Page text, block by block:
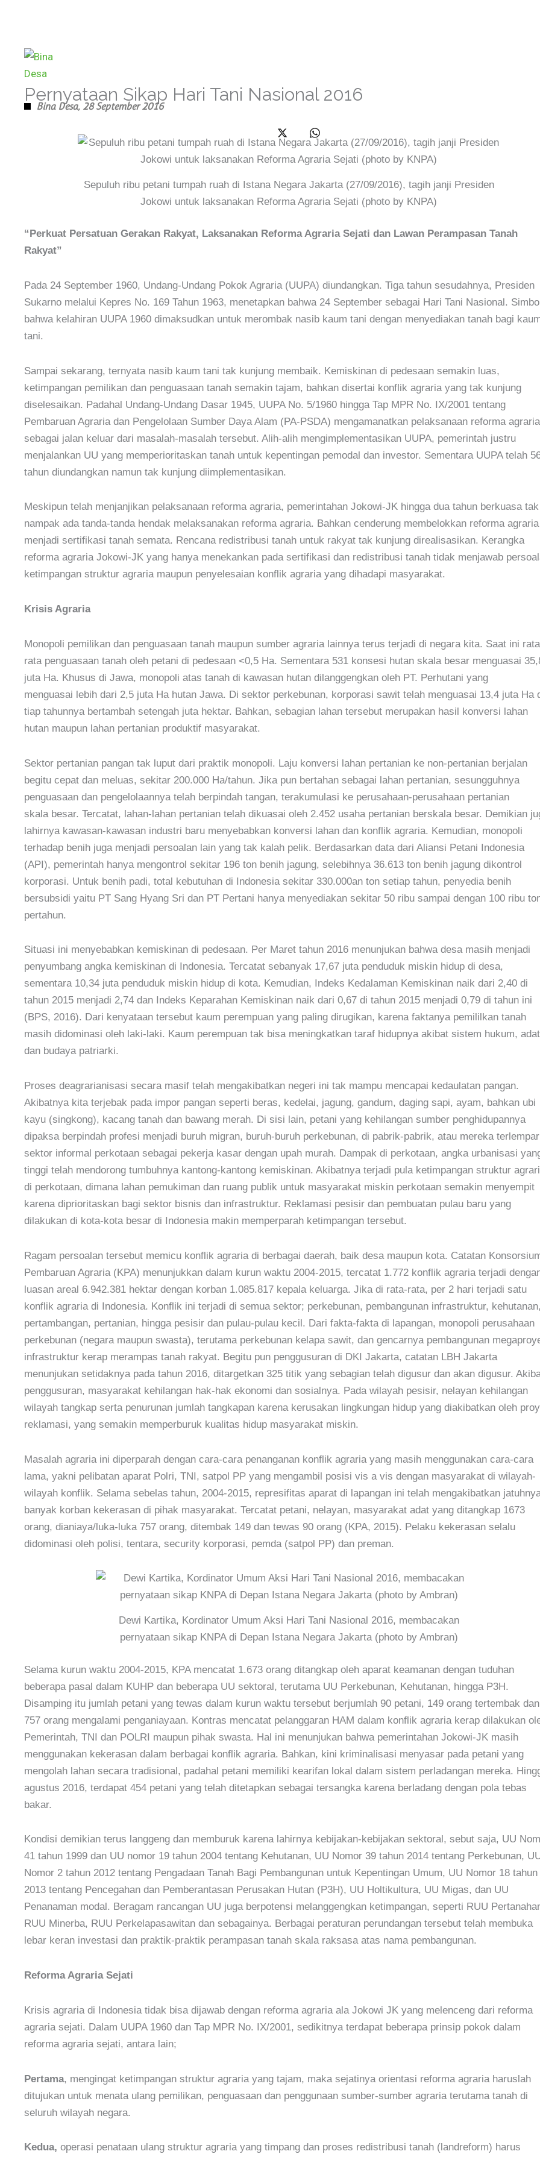
Pernyataan Sikap Hari Tani Nasional 2016
Bina Desa, 28 September 2016
Sepuluh ribu petani tumpah ruah di Istana Negara Jakarta (27/09/2016), tagih janji Presiden
Jokowi untuk laksanakan Reforma Agraria Sejati (photo by KNPA)
“Perkuat Persatuan Gerakan Rakyat, Laksanakan Reforma Agraria Sejati dan Lawan Perampasan Tanah
Rakyat”
Pada 24 September 1960, Undang-Undang Pokok Agraria (UUPA) diundangkan. Tiga tahun sesudahnya, Presiden
Sukarno melalui Kepres No. 169 Tahun 1963, menetapkan bahwa 24 September sebagai Hari Tani Nasional.
bahwa kelahiran UUPA 1960 dimaksudkan untuk merombak nasib kaum tani dengan menyediakan tanah bagi
tani.
Sampai sekarang, ternyata nasib kaum tani tak kunjung membaik. Kemiskinan di pedesaan semakin luas,
ketimpangan pemilikan dan penguasaan tanah semakin tajam, bahkan disertai konflik agraria yang tak kunjung
diselesaikan. Padahal Undang-Undang Dasar 1945, UUPA No. 5/1960 hingga Tap MPR No. IX/2001 tentang
Pembaruan Agraria dan Pengelolaan Sumber Daya Alam (PA-PSDA) mengamanatkan pelaksanaan reforma agraria
sebagai jalan keluar dari masalah-masalah tersebut. Alih-alih mengimplementasikan UUPA, pemerintah justru
menjalankan UU yang memperioritaskan tanah untuk kepentingan pemodal dan investor. Sementara UUPA telah
tahun diundangkan namun tak kunjung diimplementasikan.
Meskipun telah menjanjikan pelaksanaan reforma agraria, pemerintahan Jokowi-JK hingga dua tahun berkuasa tak
nampak ada tanda-tanda hendak melaksanakan reforma agraria. Bahkan cenderung membelokkan reforma agraria
menjadi sertifikasi tanah semata. Rencana redistribusi tanah untuk rakyat tak kunjung direalisasikan. Kerangka
reforma agraria Jokowi-JK yang hanya menekankan pada sertifikasi dan redistribusi tanah tidak menjawab
ketimpangan struktur agraria maupun penyelesaian konflik agraria yang dihadapi masyarakat.
Krisis Agraria
Monopoli pemilikan dan penguasaan tanah maupun sumber agraria lainnya terus terjadi di negara kita. Saat ini
rata penguasaan tanah oleh petani di pedesaan <0,5 Ha. Sementara 531 konsesi hutan skala besar menguasai
juta Ha. Khusus di Jawa, monopoli atas tanah di kawasan hutan dilanggengkan oleh PT. Perhutani yang
menguasai lebih dari 2,5 juta Ha hutan Jawa. Di sektor perkebunan, korporasi sawit telah menguasai 13,4 juta Ha
tiap tahunnya bertambah setengah juta hektar. Bahkan, sebagian lahan tersebut merupakan hasil konversi lahan
hutan maupun lahan pertanian produktif masyarakat.
Sektor pertanian pangan tak luput dari praktik monopoli. Laju konversi lahan pertanian ke non-pertanian berjalan
begitu cepat dan meluas, sekitar 200.000 Ha/tahun. Jika pun bertahan sebagai lahan pertanian, sesungguhnya
penguasaan dan pengelolaannya telah berpindah tangan, terakumulasi ke perusahaan-perusahaan pertanian
skala besar. Tercatat, lahan-lahan pertanian telah dikuasai oleh 2.452 usaha pertanian berskala besar. Demikian
lahirnya kawasan-kawasan industri baru menyebabkan konversi lahan dan konflik agraria. Kemudian, monopoli
terhadap benih juga menjadi persoalan lain yang tak kalah pelik. Berdasarkan data dari Aliansi Petani Indonesia
(API), pemerintah hanya mengontrol sekitar 196 ton benih jagung, selebihnya 36.613 ton benih jagung dikontrol
korporasi. Untuk benih padi, total kebutuhan di Indonesia sekitar 330.000an ton setiap tahun, penyedia benih
bersubsidi yaitu PT Sang Hyang Sri dan PT Pertani hanya menyediakan sekitar 50 ribu sampai dengan 100 ribu
pertahun.
Situasi ini menyebabkan kemiskinan di pedesaan. Per Maret tahun 2016 menunjukan bahwa desa masih menjadi
penyumbang angka kemiskinan di Indonesia. Tercatat sebanyak 17,67 juta penduduk miskin hidup di desa,
sementara 10,34 juta penduduk miskin hidup di kota. Kemudian, Indeks Kedalaman Kemiskinan naik dari 2,40 di
tahun 2015 menjadi 2,74 dan Indeks Keparahan Kemiskinan naik dari 0,67 di tahun 2015 menjadi 0,79 di tahun ini
(BPS, 2016). Dari kenyataan tersebut kaum perempuan yang paling dirugikan, karena faktanya pemililkan tanah
masih didominasi oleh laki-laki. Kaum perempuan tak bisa meningkatkan taraf hidupnya akibat sistem hukum, adat
dan budaya patriarki.
Proses deagrarianisasi secara masif telah mengakibatkan negeri ini tak mampu mencapai kedaulatan pangan.
Akibatnya kita terjebak pada impor pangan seperti beras, kedelai, jagung, gandum, daging sapi, ayam, bahkan ubi
kayu (singkong), kacang tanah dan bawang merah. Di sisi lain, petani yang kehilangan sumber penghidupannya
dipaksa berpindah profesi menjadi buruh migran, buruh-buruh perkebunan, di pabrik-pabrik, atau mereka
sektor informal perkotaan sebagai pekerja kasar dengan upah murah. Dampak di perkotaan, angka urbanisasi
tinggi telah mendorong tumbuhnya kantong-kantong kemiskinan. Akibatnya terjadi pula ketimpangan struktur
di perkotaan, dimana lahan pemukiman dan ruang publik untuk masyarakat miskin perkotaan semakin menyempit
karena diprioritaskan bagi sektor bisnis dan infrastruktur. Reklamasi pesisir dan pembuatan pulau baru yang
dilakukan di kota-kota besar di Indonesia makin memperparah ketimpangan tersebut.
Ragam persoalan tersebut memicu konflik agraria di berbagai daerah, baik desa maupun kota. Catatan
Pembaruan Agraria (KPA) menunjukkan dalam kurun waktu 2004-2015, tercatat 1.772 konflik agraria terjadi
luasan areal 6.942.381 hektar dengan korban 1.085.817 kepala keluarga. Jika di rata-rata, per 2 hari terjadi satu
konflik agraria di Indonesia. Konflik ini terjadi di semua sektor; perkebunan, pembangunan infrastruktur,
pertambangan, pertanian, hingga pesisir dan pulau-pulau kecil. Dari fakta-fakta di lapangan, monopoli perusahaan
perkebunan (negara maupun swasta), terutama perkebunan kelapa sawit, dan gencarnya pembangunan
infrastruktur kerap merampas tanah rakyat. Begitu pun penggusuran di DKI Jakarta, catatan LBH Jakarta
menunjukan setidaknya pada tahun 2016, ditargetkan 325 titik yang sebagian telah digusur dan akan digusur.
penggusuran, masyarakat kehilangan hak-hak ekonomi dan sosialnya. Pada wilayah pesisir, nelayan kehilangan
wilayah tangkap serta penurunan jumlah tangkapan karena kerusakan lingkungan hidup yang diakibatkan oleh
reklamasi, yang semakin memperburuk kualitas hidup masyarakat miskin.
Masalah agraria ini diperparah dengan cara-cara penanganan konflik agraria yang masih menggunakan cara-cara
lama, yakni pelibatan aparat Polri, TNI, satpol PP yang mengambil posisi vis a vis dengan masyarakat di wilayah-
wilayah konflik. Selama sebelas tahun, 2004-2015, represifitas aparat di lapangan ini telah mengakibatkan
banyak korban kekerasan di pihak masyarakat. Tercatat petani, nelayan, masyarakat adat yang ditangkap 1673
orang, dianiaya/luka-luka 757 orang, ditembak 149 dan tewas 90 orang (KPA, 2015). Pelaku kekerasan selalu
didominasi oleh polisi, tentara, security korporasi, pemda (satpol PP) dan preman.
Dewi Kartika, Kordinator Umum Aksi Hari Tani Nasional 2016, membacakan
pernyataan sikap KNPA di Depan Istana Negara Jakarta (photo by Ambran)
Selama kurun waktu 2004-2015, KPA mencatat 1.673 orang ditangkap oleh aparat keamanan dengan tuduhan
beberapa pasal dalam KUHP dan beberapa UU sektoral, terutama UU Perkebunan, Kehutanan, hingga P3H.
Disamping itu jumlah petani yang tewas dalam kurun waktu tersebut berjumlah 90 petani, 149 orang tertembak dan
757 orang mengalami penganiayaan. Kontras mencatat pelanggaran HAM dalam konflik agraria kerap dilakukan
Pemerintah, TNI dan POLRI maupun pihak swasta. Hal ini menunjukan bahwa pemerintahan Jokowi-JK masih
menggunakan kekerasan dalam berbagai konflik agraria. Bahkan, kini kriminalisasi menyasar pada petani yang
mengolah lahan secara tradisional, padahal petani memiliki kearifan lokal dalam sistem perladangan mereka.
agustus 2016, terdapat 454 petani yang telah ditetapkan sebagai tersangka karena berladang dengan pola tebas
bakar.
Kondisi demikian terus langgeng dan memburuk karena lahirnya kebijakan-kebijakan sektoral, sebut saja, UU
41 tahun 1999 dan UU nomor 19 tahun 2004 tentang Kehutanan, UU Nomor 39 tahun 2014 tentang Perkebunan,
Nomor 2 tahun 2012 tentang Pengadaan Tanah Bagi Pembangunan untuk Kepentingan Umum, UU Nomor 18 tahun
2013 tentang Pencegahan dan Pemberantasan Perusakan Hutan (P3H), UU Holtikultura, UU Migas, dan UU
Penanaman modal. Beragam rancangan UU juga berpotensi melanggengkan ketimpangan, seperti RUU
RUU Minerba, RUU Perkelapasawitan dan sebagainya. Berbagai peraturan perundangan tersebut telah membuka
lebar keran investasi dan praktik-praktik perampasan tanah skala raksasa atas nama pembangunan.
Reforma Agraria Sejati
Krisis agraria di Indonesia tidak bisa dijawab dengan reforma agraria ala Jokowi JK yang melenceng dari reforma
agraria sejati. Dalam UUPA 1960 dan Tap MPR No. IX/2001, sedikitnya terdapat beberapa prinsip pokok dalam
reforma agraria sejati, antara lain;
Pertama, mengingat ketimpangan struktur agraria yang tajam, maka sejatinya orientasi reforma agraria haruslah
ditujukan untuk menata ulang pemilikan, penguasaan dan penggunaan sumber-sumber agraria terutama tanah di
seluruh wilayah negara.
Kedua, operasi penataan ulang struktur agraria yang timpang dan proses redistribusi tanah (landreform) harus